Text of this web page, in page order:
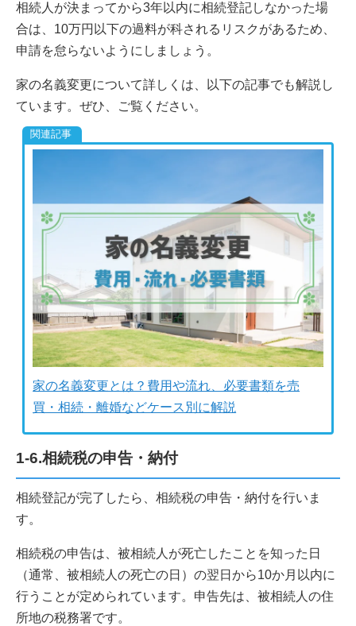
相続人が決まってから3年以内に相続登記しなかった場
合は、10万円以下の過料が科されるリスクがあるため、
申請を怠らないようにしましょう。
家の名義変更について詳しくは、以下の記事でも解説し
ています。ぜひ、ご覧ください。
家の名義変更とは？費用や流れ、必要書類を売
買・相続・離婚などケース別に解説
1-6.相続税の申告・納付
相続登記が完了したら、相続税の申告・納付を行いま
す。
相続税の申告は、被相続人が死亡したことを知った日
（通常、被相続人の死亡の日）の翌日から10か月以内に
行うことが定められています。申告先は、被相続人の住
所地の税務署です。